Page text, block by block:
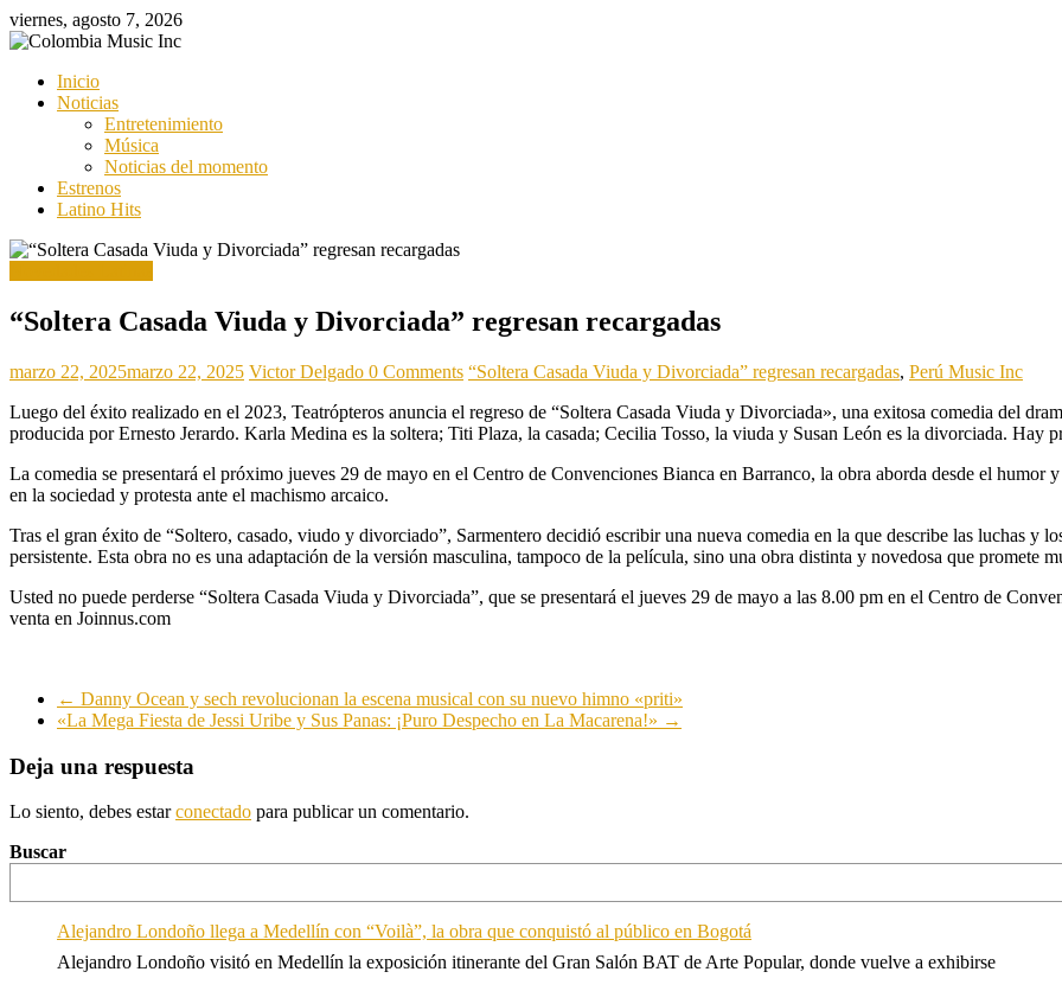
Saltar
al
viernes, agosto 7, 2026
Music
Music
Inicio
Noticias
Entretenimiento
Música
Noticias del momento
Estrenos
Latino Hits
“Soltera Casada Viuda y Divorciada” regresan recargadas
marzo 22, 2025marzo 22, 2025 Victor Delgado 0 Comments “Soltera Casada Viuda y Divorciada” regresan recargadas, Perú Music Inc
Luego del éxito realizado en el 2023, Teatrópteros anuncia el regreso de “Soltera Casada Viuda y Divorciada», una exitosa comedia del
producida por Ernesto Jerardo. Karla Medina es la soltera; Titi Plaza, la casada; Cecilia Tosso, la viuda y Susan León es la divorciada. Hay
La comedia se presentará el próximo jueves 29 de mayo en el Centro de Convenciones Bianca en Barranco, la obra aborda desde el humor
en la sociedad y protesta ante el machismo arcaico.
Tras el gran éxito de “Soltero, casado, viudo y divorciado”, Sarmentero decidió escribir una nueva comedia en la que describe las luchas y
persistente. Esta obra no es una adaptación de la versión masculina, tampoco de la película, sino una obra distinta y novedosa que promete
Usted no puede perderse “Soltera Casada Viuda y Divorciada”, que se presentará el jueves 29 de mayo a las 8.00 pm en el Centro de
venta en Joinnus.com
← Danny Ocean y sech revolucionan la escena musical con su nuevo himno «priti»
«La Mega Fiesta de Jessi Uribe y Sus Panas: ¡Puro Despecho en La Macarena!» →
Deja una respuesta
Lo siento, debes estarconectado para publicar un comentario.
Buscar
Alejandro Londoño llega a Medellín con “Voilà”, la obra que conquistó al público en Bogotá
Alejandro Londoño visitó en Medellín la exposición itinerante del Gran Salón BAT de Arte Popular, donde vuelve a exhibirse